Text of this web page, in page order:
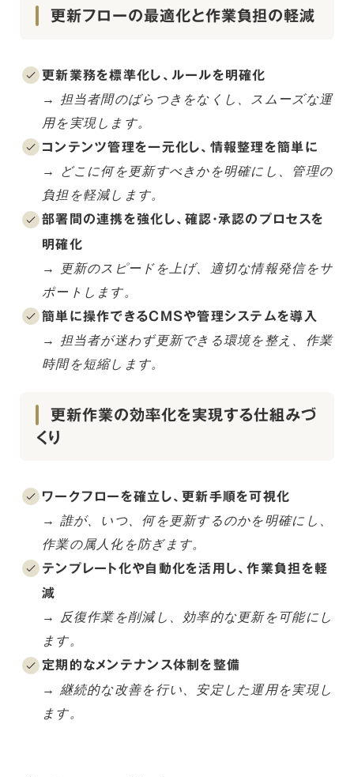
更新フローの最適化と作業負担の軽減
更新業務を標準化し、ルールを明確化
→ 担当者間のばらつきをなくし、スムーズな運
用を実現します。
コンテンツ管理を一元化し、情報整理を簡単に
→ どこに何を更新すべきかを明確にし、管理の
負担を軽減します。
部署間の連携を強化し、確認・承認のプロセスを
明確化
→ 更新のスピードを上げ、適切な情報発信をサ
ポートします。
簡単に操作できるCMSや管理システムを導入
→ 担当者が迷わず更新できる環境を整え、作業
時間を短縮します。
更新作業の効率化を実現する仕組みづ
くり
ワークフローを確立し、更新手順を可視化
→ 誰が、いつ、何を更新するのかを明確にし、
作業の属人化を防ぎます。
テンプレート化や自動化を活用し、作業負担を軽
減
→ 反復作業を削減し、効率的な更新を可能にし
ます。
定期的なメンテナンス体制を整備
→ 継続的な改善を行い、安定した運用を実現し
ます。